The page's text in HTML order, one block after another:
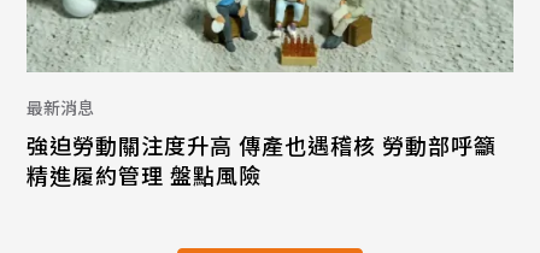
最新消息
強迫勞動關注度升高 傳產也遇稽核 勞動部呼籲
精進履約管理 盤點風險